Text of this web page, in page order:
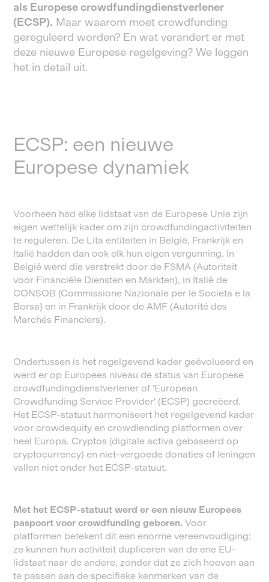
als Europese crowdfundingdienstverlener
(ECSP). Maar waarom moet crowdfunding
gereguleerd worden? En wat verandert er met
deze nieuwe Europese regelgeving? We leggen
het in detail uit.
ECSP: een nieuwe
Europese dynamiek
Voorheen had elke lidstaat van de Europese Unie zijn
eigen wettelijk kader om zijn crowdfundingactiviteiten
te reguleren. De Lita entiteiten in België, Frankrijk en
Italië hadden dan ook elk hun eigen vergunning. In
België werd die verstrekt door de FSMA (Autoriteit
voor Financiële Diensten en Markten), in Italië de
CONSOB (Commissione Nazionale per le Societa e la
Borsa) en in Frankrijk door de AMF (Autorité des
Marchés Financiers).
Ondertussen is het regelgevend kader geëvolueerd en
werd er op Europees niveau de status van Europese
crowdfundingdienstverlener of 'European
Crowdfunding Service Provider' (ECSP) gecreëerd.
Het ECSP-statuut harmoniseert het regelgevend kader
voor crowdequity en crowdlending platformen over
heel Europa. Cryptos (digitale activa gebaseerd op
cryptocurrency) en niet-vergoede donaties of leningen
vallen niet onder het ECSP-statuut.
Met het ECSP-statuut werd er een nieuw Europees
paspoort voor crowdfunding geboren. Voor
platformen betekent dit een enorme vereenvoudiging:
ze kunnen hun activiteit dupliceren van de ene EU-
lidstaat naar de andere, zonder dat ze zich hoeven aan
te passen aan de specifieke kenmerken van de